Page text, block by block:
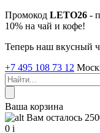
Промокод LETO26 -
10% на чай и кофе!
Теперь наш вкусный
+7 495 108 73 12
Ваша корзина
Вам осталось
0 i